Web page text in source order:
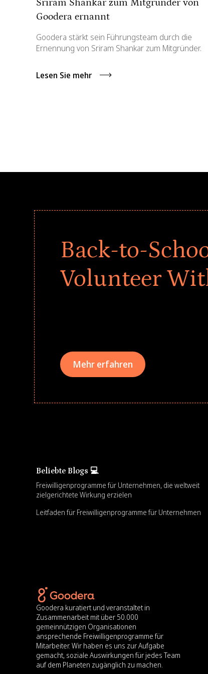
Sriram Shankar zum Mitgründer von
Goodera ernannt
Goodera stärkt sein Führungsteam durch die
Ernennung von Sriram Shankar zum Mitgründer.
Lesen Sie mehr
Back-to-
Volunteer
Mehr erfahren
Beliebte Blogs 💻
Freiwilligenprogramme für Unternehmen, die weltweit
zielgerichtete Wirkung erzielen
Leitfaden für Freiwilligenprogramme für Unternehmen
Goodera kuratiert und veranstaltet in
Zusammenarbeit mit über 50.000
gemeinnützigen Organisationen
ansprechende Freiwilligenprogramme für
Mitarbeiter. Wir haben es uns zur Aufgabe
gemacht, soziale Auswirkungen für jedes Team
auf dem Planeten zugänglich zu machen.